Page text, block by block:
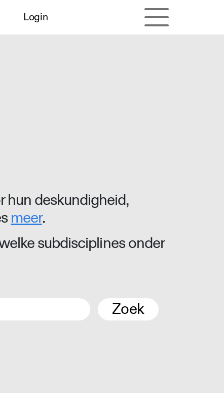
Login
hun deskundigheid,
meer.
subdisciplines onder
Zoek